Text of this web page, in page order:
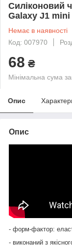
Силіконовий
Galaxy J1
Немає в наявності
Код: 007970
68 ₴
Мінімальна сума
Опис
Опис
- форм-фактор:
- виконаний з